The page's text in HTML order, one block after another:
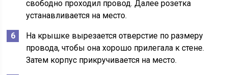
свободно проходил провод. Далее розетка
устанавливается на место.
На крышке вырезается отверстие по размеру
провода, чтобы она хорошо прилегала к стене.
Затем корпус прикручивается на место.